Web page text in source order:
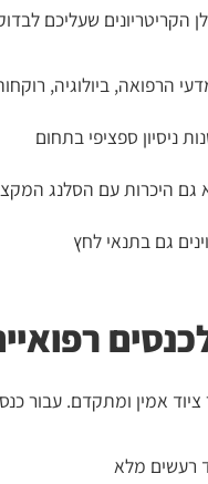
הקריטריונים שעליכם
הרפואה, ביולוגיה,
היכרות עם הסלנג
גם בתנאי לחץ
אמין ומתקדם. עבור
רעשים מלא